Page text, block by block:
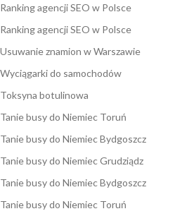
Ranking agencji SEO w Polsce
Ranking agencji SEO w Polsce
Usuwanie znamion w Warszawie
Wyciągarki do samochodów
Toksyna botulinowa
Tanie busy do Niemiec Toruń
Tanie busy do Niemiec Bydgoszcz
Tanie busy do Niemiec Grudziądz
Tanie busy do Niemiec Bydgoszcz
Tanie busy do Niemiec Toruń